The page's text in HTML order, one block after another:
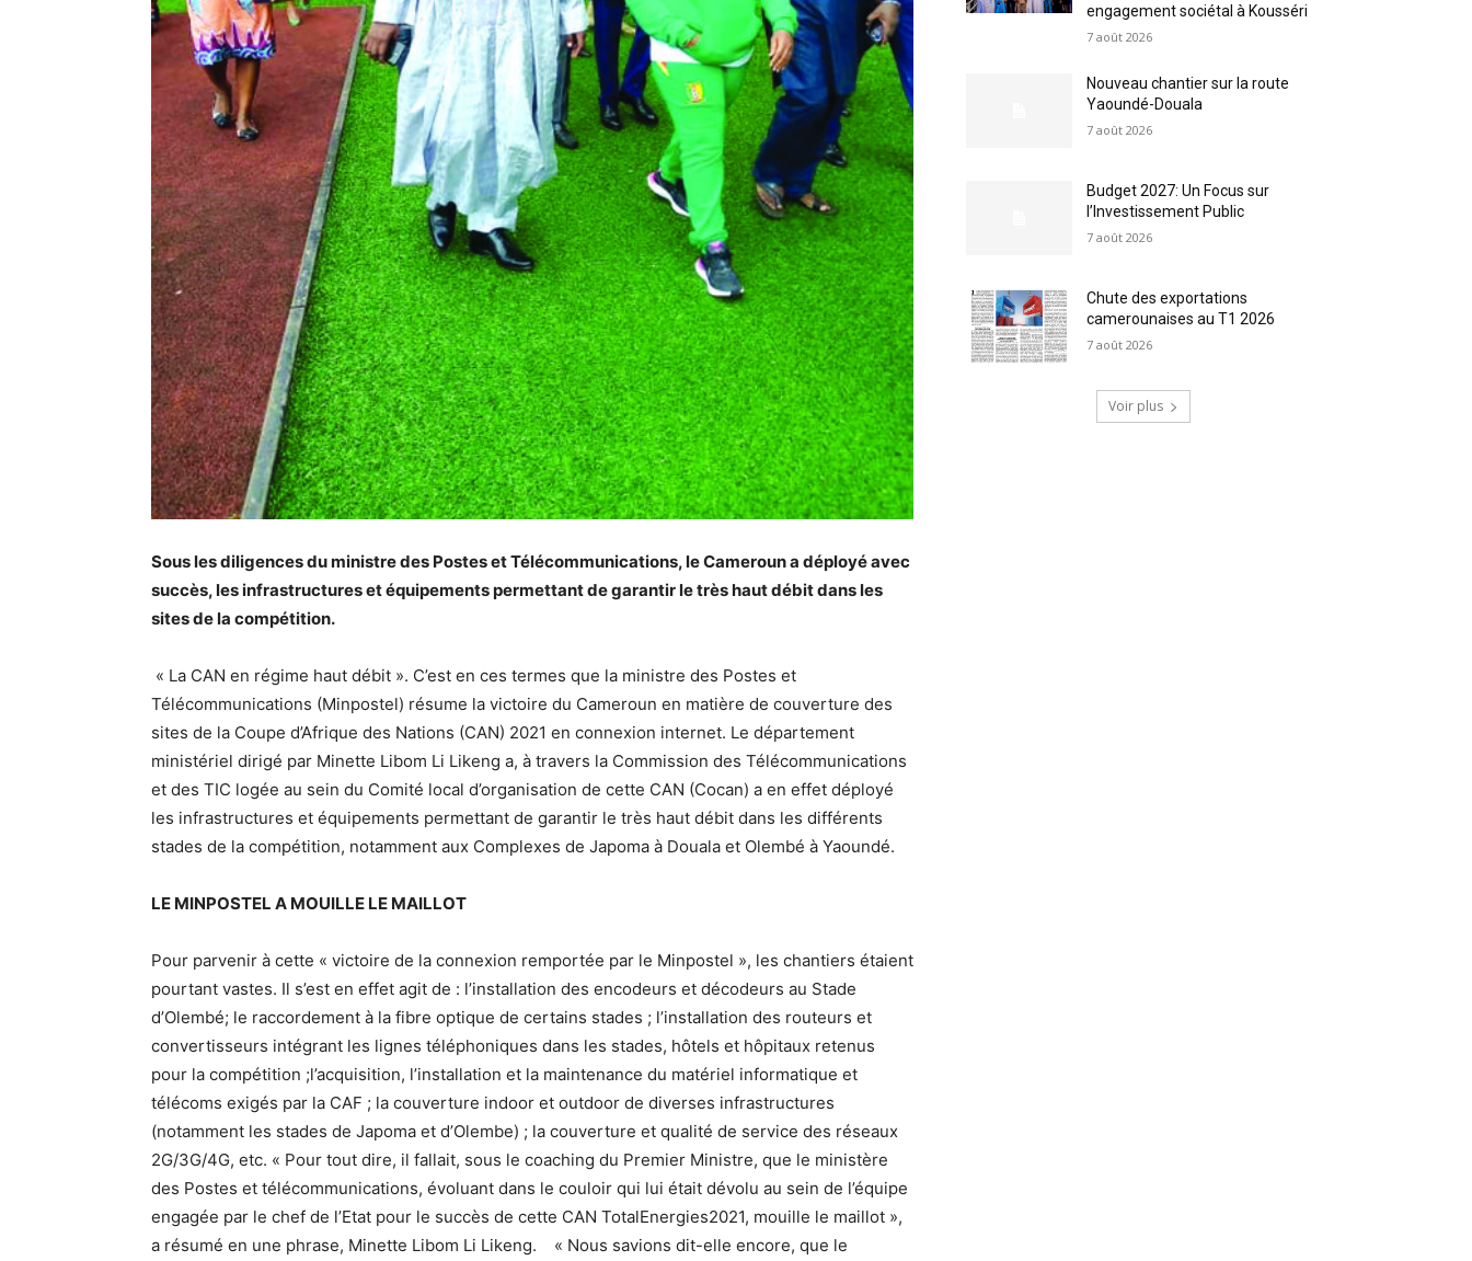
Sous les diligences du ministre des Postes et Télécommunications, le Cameroun a déployé avec
succès, les infrastructures et équipements permettant de garantir le très haut débit dans les
sites de la compétition.
« La CAN en régime haut débit ». C’est en ces termes que la ministre des Postes et
Télécommunications (Minpostel) résume la victoire du Cameroun en matière de couverture des
sites de la Coupe d’Afrique des Nations (CAN) 2021 en connexion internet. Le département
ministériel dirigé par Minette Libom Li Likeng a, à travers la Commission des Télécommunications
et des TIC logée au sein du Comité local d’organisation de cette CAN (Cocan) a en effet déployé
les infrastructures et équipements permettant de garantir le très haut débit dans les différents
stades de la compétition, notamment aux Complexes de Japoma à Douala et Olembé à Yaoundé.
LE MINPOSTEL A MOUILLE LE MAILLOT
Pour parvenir à cette « victoire de la connexion remportée par le Minpostel », les chantiers étaient
pourtant vastes. Il s’est en effet agit de : l’installation des encodeurs et décodeurs au Stade
d’Olembé; le raccordement à la fibre optique de certains stades ; l’installation des routeurs et
convertisseurs intégrant les lignes téléphoniques dans les stades, hôtels et hôpitaux retenus
pour la compétition ;l’acquisition, l’installation et la maintenance du matériel informatique et
télécoms exigés par la CAF ; la couverture indoor et outdoor de diverses infrastructures
(notamment les stades de Japoma et d’Olembe) ; la couverture et qualité de service des réseaux
2G/3G/4G, etc. « Pour tout dire, il fallait, sous le coaching du Premier Ministre, que le ministère
des Postes et télécommunications, évoluant dans le couloir qui lui était dévolu au sein de l’équipe
engagée par le chef de l’Etat pour le succès de cette CAN TotalEnergies2021, mouille le maillot »,
a résumé en une phrase, Minette Libom Li Likeng. « Nous savions dit-elle encore, que le
engagement sociétal à Kousséri
7 août 2026
Nouveau chantier sur la route
Yaoundé-Douala
7 août 2026
Budget 2027: Un Focus sur
l’Investissement Public
7 août 2026
Chute des exportations
camerounaises au T1 2026
7 août 2026
Voir plus